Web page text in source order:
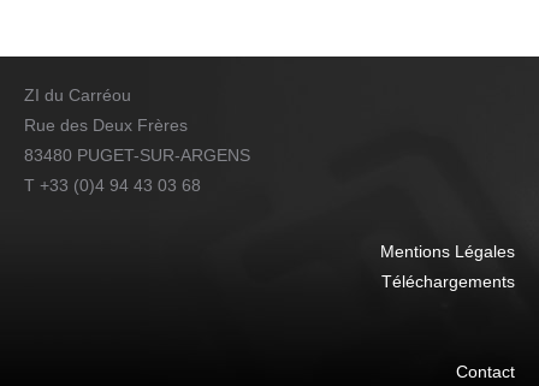
ZI du Carréou
Rue des Deux Frères
83480 PUGET-SUR-ARGENS
T +33 (0)4 94 43 03 68
Mentions Légales
Téléchargements
Contact